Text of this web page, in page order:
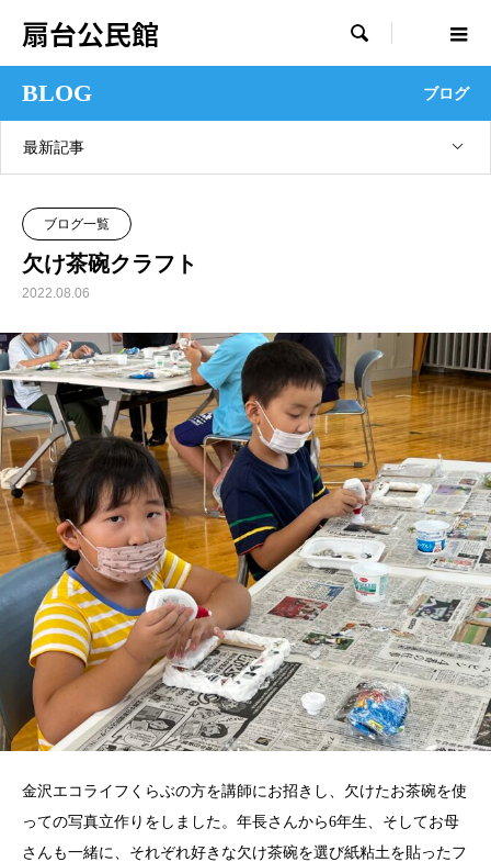
扇台公民館 
BLOG ブログ
最新記事
ブログ一覧
欠け茶碗クラフト
2022.08.06
金沢エコライフくらぶの方を講師にお招きし、欠けたお茶碗を使
っての写真立作りをしました。年長さんから6年生、そしてお母
さんも一緒に、それぞれ好きな欠け茶碗を選び紙粘土を貼ったフ